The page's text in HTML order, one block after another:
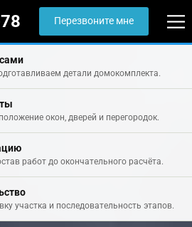
Перезвоните мне
детали домокомплекта.
окон, дверей и перегородок.
работ до окончательного расчёта.
участка и последовательность этапов.